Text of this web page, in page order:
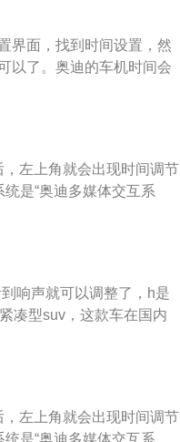
声波优化发动机音效，实
界面，找到时间设置，然
以了。奥迪的车机时间会
的设置有问题，都可以查
板，通道式仪表盘，柜式
里程，车速数字显示等。
闭的指示灯，当车门没有
车仪表盘上的指示灯越来
左上角就会出现时间调节
是“奥迪多媒体交互系
一个电子设备和功能装
在售的车型是2018款，
有12款车型在售，分为国
：4765/1893/1659mm，
动力方面，全系搭载2.0T
匹配7挡双离合变速箱。
。
响声就可以调整了，h是
凑型suv，这款车在国内
了两款发动机，一款是1.
力的电动机。1.5升涡轮
，最大扭矩为243牛
到5000转每分钟。这
左上角就会出现时间调节
是“奥迪多媒体交互系